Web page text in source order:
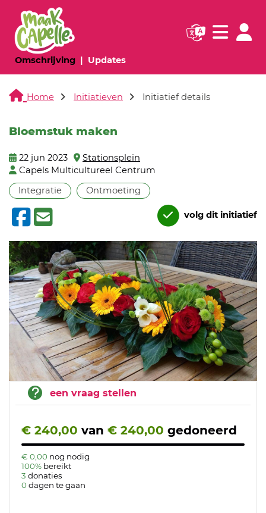
Omschrijving(huidige pagina)
Updates(huidige pagina)
Navigatie
Home Initiatieven Initiatief details
Bloemstuk maken
22 jun 2023
Stationsplein
Capels Multicultureel Centrum
Integratie
Ontmoeting
volg dit initiatief
een vraag stellen
€ 240,00 van € 240,00 gedoneerd
€ 0,00 nog nodig
100% bereikt
3 donaties
0 dagen te gaan